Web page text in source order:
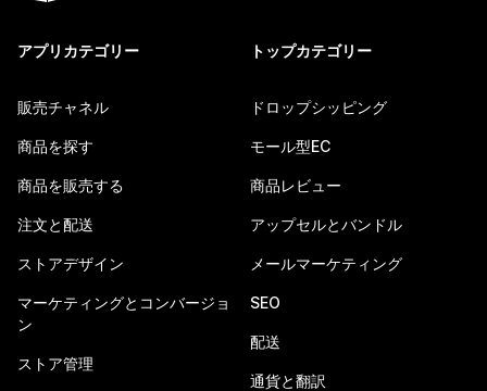
アプリカテゴリー
販売チャネル
商品を探す
商品を販売する
注文と配送
ストアデザイン
マーケティングとコンバージョ
ン
ストア管理
トップカテゴリー
ドロップシッピング
モール型EC
商品レビュー
アップセルとバンドル
メールマーケティング
SEO
配送
通貨と翻訳